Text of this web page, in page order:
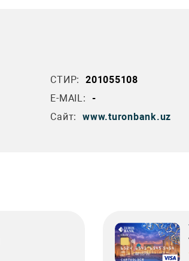
СТИР:
201055108
E-MAIL:
-
Сайт:
www.turonbank.uz